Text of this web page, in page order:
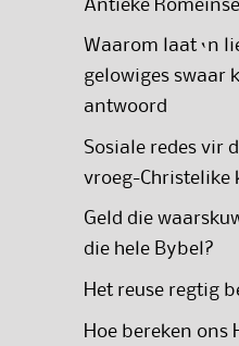
Antieke
Waarom laat ‘n
gelowiges swaar
antwoord
Sosiale redes vir
vroeg-Christelike
Geld die
die hele Bybel?
Het reuse regtig
Hoe bereken ons